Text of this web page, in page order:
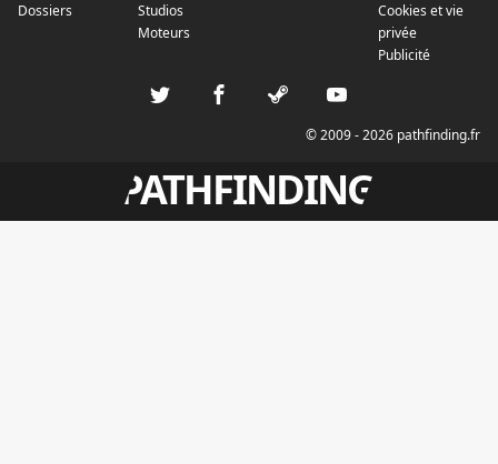
Dossiers
Studios
Moteurs
Cookies et vie
privée
Publicité
© 2009 - 2026 pathfinding.fr
PATHFINDING